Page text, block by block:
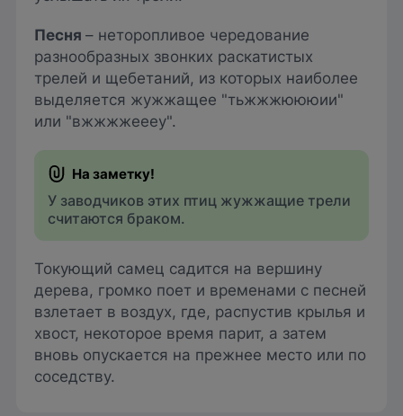
Песня – неторопливое чередование
разнообразных звонких раскатистых
трелей и щебетаний, из которых наиболее
выделяется жужжащее "тьжжжюююии"
или "вжжжжеееу".
У заводчиков этих птиц жужжащие трели
считаются браком.
Токующий самец садится на вершину
дерева, громко поет и временами с песней
взлетает в воздух, где, распустив крылья и
хвост, некоторое время парит, а затем
вновь опускается на прежнее место или по
соседству.